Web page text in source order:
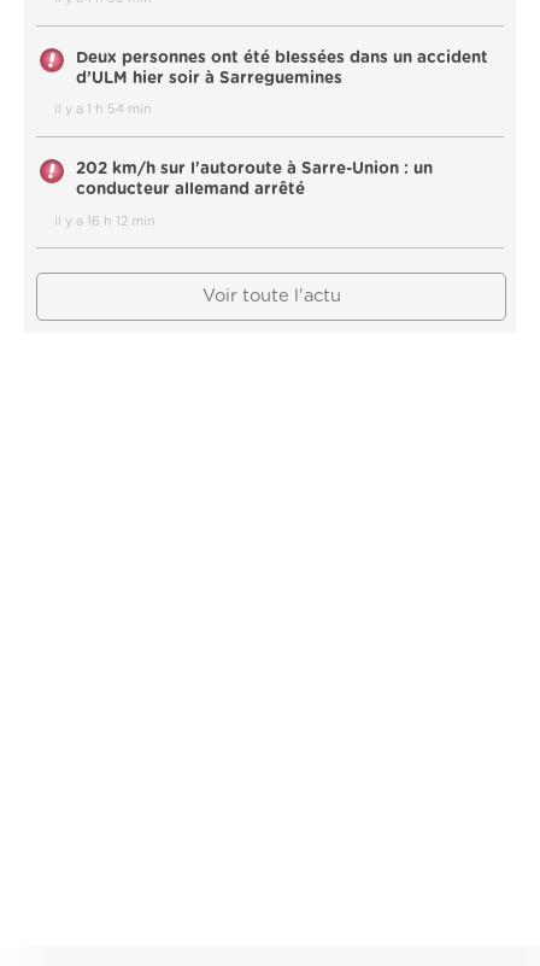
Deux personnes ont été blessées dans un accident
d’ULM hier soir à Sarreguemines
il y a 1 h 54 min
202 km/h sur l'autoroute à Sarre-Union : un
conducteur allemand arrêté
il y a 16 h 12 min
Voir toute l'actu